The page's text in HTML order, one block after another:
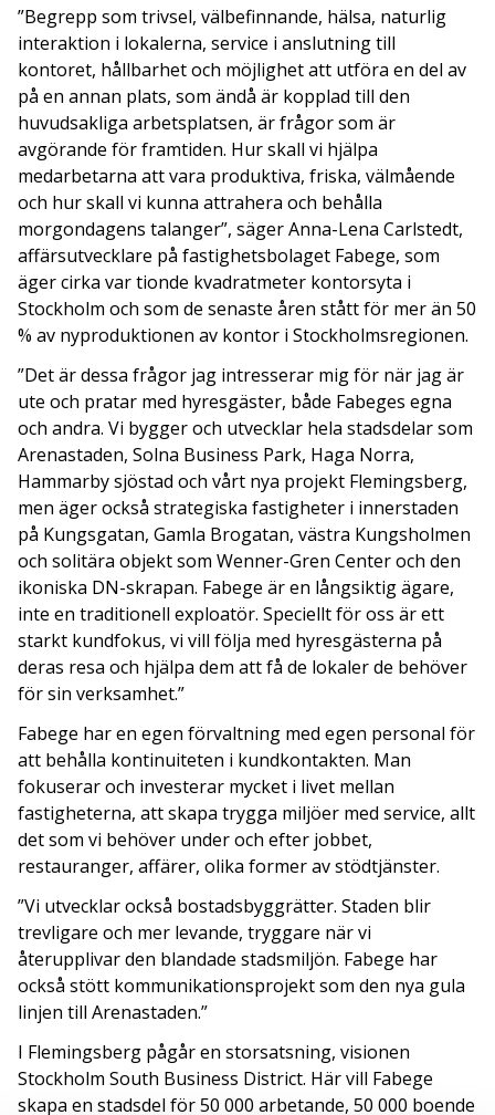
”Begrepp som trivsel, välbefinnande, hälsa, naturlig
interaktion i lokalerna, service i anslutning till
kontoret, hållbarhet och möjlighet att utföra en del av
på en annan plats, som ändå är kopplad till den
huvudsakliga arbetsplatsen, är frågor som är
avgörande för framtiden. Hur skall vi hjälpa
medarbetarna att vara produktiva, friska, välmående
och hur skall vi kunna attrahera och behålla
morgondagens talanger”, säger Anna-Lena Carlstedt,
affärsutvecklare på fastighetsbolaget Fabege, som
äger cirka var tionde kvadratmeter kontorsyta i
Stockholm och som de senaste åren stått för mer än 50
% av nyproduktionen av kontor i Stockholmsregionen.
”Det är dessa frågor jag intresserar mig för när jag är
ute och pratar med hyresgäster, både Fabeges egna
och andra. Vi bygger och utvecklar hela stadsdelar som
Arenastaden, Solna Business Park, Haga Norra,
Hammarby sjöstad och vårt nya projekt Flemingsberg,
men äger också strategiska fastigheter i innerstaden
på Kungsgatan, Gamla Brogatan, västra Kungsholmen
och solitära objekt som Wenner-Gren Center och den
ikoniska DN-skrapan. Fabege är en långsiktig ägare,
inte en traditionell exploatör. Speciellt för oss är ett
starkt kundfokus, vi vill följa med hyresgästerna på
deras resa och hjälpa dem att få de lokaler de behöver
för sin verksamhet.”
Fabege har en egen förvaltning med egen personal för
att behålla kontinuiteten i kundkontakten. Man
fokuserar och investerar mycket i livet mellan
fastigheterna, att skapa trygga miljöer med service, allt
det som vi behöver under och efter jobbet,
restauranger, affärer, olika former av stödtjänster.
”Vi utvecklar också bostadsbyggrätter. Staden blir
trevligare och mer levande, tryggare när vi
återupplivar den blandade stadsmiljön. Fabege har
också stött kommunikationsprojekt som den nya gula
linjen till Arenastaden.”
I Flemingsberg pågår en storsatsning, visionen
Stockholm South Business District. Här vill Fabege
skapa en stadsdel för 50 000 arbetande, 50 000 boende